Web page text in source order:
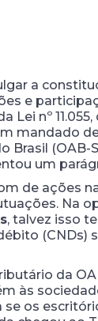
a
e
Lei nº
mandado
(OAB-
um
de ações
Na
, talvez isso
(CNDs)
da
às
os